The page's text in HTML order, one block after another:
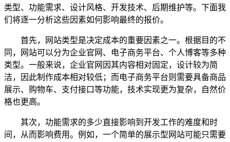
类型、功能需求、设计风格、开发技术、后期维护等。下面我
们将逐一分析这些因素如何影响最终的报价。
首先，网站类型是决定成本的重要因素之一。根据目的不
同，网站可以分为企业官网、电子商务平台、个人博客等多种
类型。一般来说，企业官网因其内容相对固定，设计较为简
洁，因此制作成本相对较低；而电子商务平台则需要具备商品
展示、购物车、支付接口等功能，技术实现更为复杂，自然价
格也更高。
其次，功能需求的多少直接影响到开发工作的难度和时
间，从而影响费用。例如，一个简单的展示型网站可能只需要